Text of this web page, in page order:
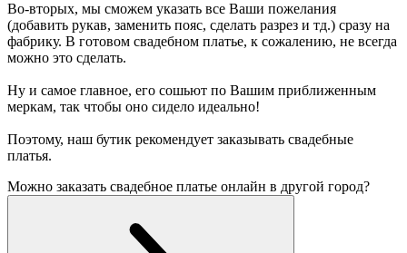
Во-вторых, мы сможем указать все Ваши пожелания
(добавить рукав, заменить пояс, сделать разрез и тд.) сразу на
фабрику. В готовом свадебном платье, к сожалению, не всегда
можно это сделать.
Ну и самое главное, его сошьют по Вашим приближенным
меркам, так чтобы оно сидело идеально!
Поэтому, наш бутик рекомендует заказывать свадебные
платья.
Можно заказать свадебное платье онлайн в другой город?